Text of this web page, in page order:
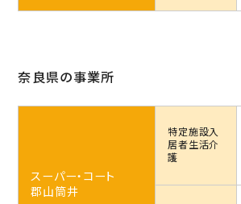
奈良県の事業所
スーパー・コート
郡山筒井
特定施設入
居者生活介
護